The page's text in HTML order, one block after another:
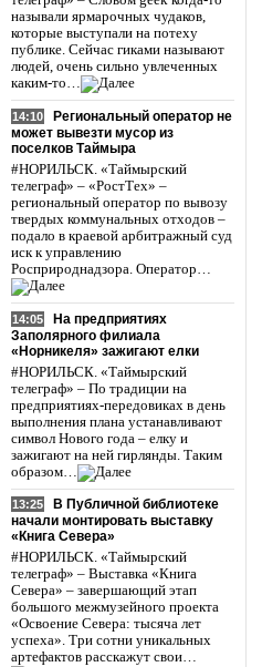
называли ярмарочных чудаков,
которые выступали на потеху
публике. Сейчас гиками называют
людей, очень сильно увлеченных
каким-то…
14:10
Региональный оператор не
может вывезти мусор из
поселков Таймыра
#НОРИЛЬСК. «Таймырский
телеграф» – «РостТех» –
региональный оператор по вывозу
твердых коммунальных отходов –
подало в краевой арбитражный суд
иск к управлению
Росприроднадзора. Оператор…
14:05
На предприятиях
Заполярного филиала
«Норникеля» зажигают елки
#НОРИЛЬСК. «Таймырский
телеграф» – По традиции на
предприятиях-передовиках в день
выполнения плана устанавливают
символ Нового года – елку и
зажигают на ней гирлянды. Таким
образом…
13:25
В Публичной библиотеке
начали монтировать выставку
«Книга Севера»
#НОРИЛЬСК. «Таймырский
телеграф» – Выставка «Книга
Севера» – завершающий этап
большого межмузейного проекта
«Освоение Севера: тысяча лет
успеха». Три сотни уникальных
артефактов расскажут свои…